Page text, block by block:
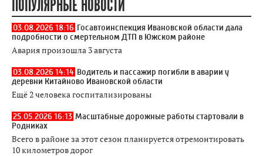
ПОПУЛЯРНЫЕ НОВОСТИ
03.08.2026 18:16 Госавтоинспекция Ивановской области дала
подробности о смертельном ДТП в Южском районе
Авария произошла 3 августа
03.08.2026 14:14 Водитель и пассажир погибли в аварии у
деревни Китайново Ивановской области
Ещё 2 человека госпитализированы
25.05.2026 16:13 Масштабные дорожные работы стартовали в
Родниках
Всего в районе за этот сезон планируется отремонтировать
10 километров дорог